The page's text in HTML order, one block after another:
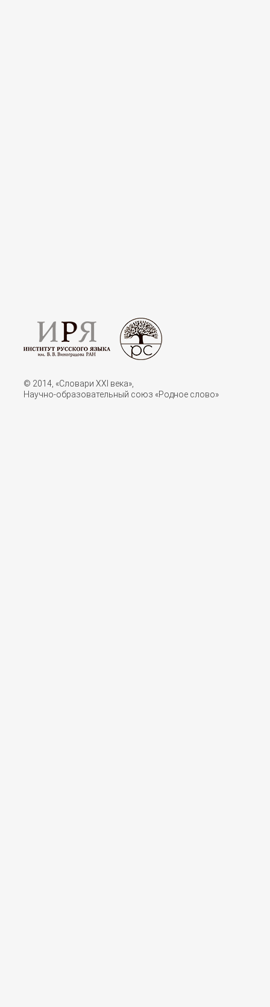
© 2014, «Словари XXI векa»,
Научно-образовательный союз «Родное слово»